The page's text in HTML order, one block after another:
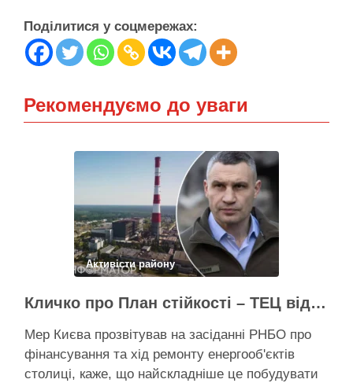
Поділитися у соцмережах:
Рекомендуємо до уваги
Активісти району
Кличко про План стійкості – ТЕЦ відновили вже на 65%, будується захист ІІ рівня
Мер Києва прозвітував на засіданні РНБО про
фінансування та хід ремонту енергооб'єктів
столиці, каже, що найскладніше це побудувати